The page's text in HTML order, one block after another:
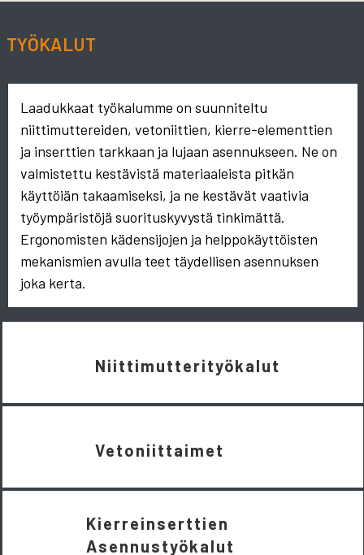
TYÖKALUT
Laadukkaat työkalumme on suunniteltu
niittimuttereiden, vetoniittien, kierre-elementtien
ja inserttien tarkkaan ja lujaan asennukseen. Ne on
valmistettu kestävistä materiaaleista pitkän
käyttöiän takaamiseksi, ja ne kestävät vaativia
työympäristöjä suorituskyvystä tinkimättä.
Ergonomisten kädensijojen ja helppokäyttöisten
mekanismien avulla teet täydellisen asennuksen
joka kerta.
Niittimutterityökalut
Vetoniittaimet
Kierreinserttien
Asennustyökalut